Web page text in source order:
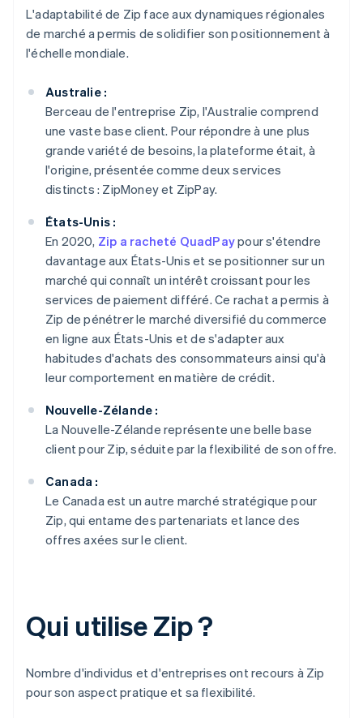
L'adaptabilité de Zip face aux dynamiques régionales
de marché a permis de solidifier son positionnement à
l'échelle mondiale.
Australie :
Berceau de l'entreprise Zip, l'Australie comprend
une vaste base client. Pour répondre à une plus
grande variété de besoins, la plateforme était, à
l'origine, présentée comme deux services
distincts : ZipMoney et ZipPay.
États-Unis :
En 2020, Zip a racheté QuadPaypour s'étendre
davantage aux États-Unis et se positionner sur un
marché qui connaît un intérêt croissant pour les
services de paiement différé. Ce rachat a permis à
Zip de pénétrer le marché diversifié du commerce
en ligne aux États-Unis et de s'adapter aux
habitudes d'achats des consommateurs ainsi qu'à
leur comportement en matière de crédit.
Nouvelle-Zélande :
La Nouvelle-Zélande représente une belle base
client pour Zip, séduite par la flexibilité de son offre.
Canada :
Le Canada est un autre marché stratégique pour
Zip, qui entame des partenariats et lance des
offres axées sur le client.
Qui utilise Zip ?
Nombre d'individus et d'entreprises ont recours à Zip
pour son aspect pratique et sa flexibilité.